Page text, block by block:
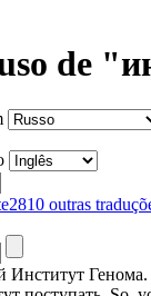
de
2810 outras
Институт Генома.